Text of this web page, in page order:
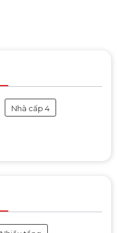
Nhà cấp 4